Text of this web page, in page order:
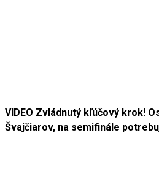
VIDEO Zvládnutý kľúčový krok!
Švajčiarov, na semifinále